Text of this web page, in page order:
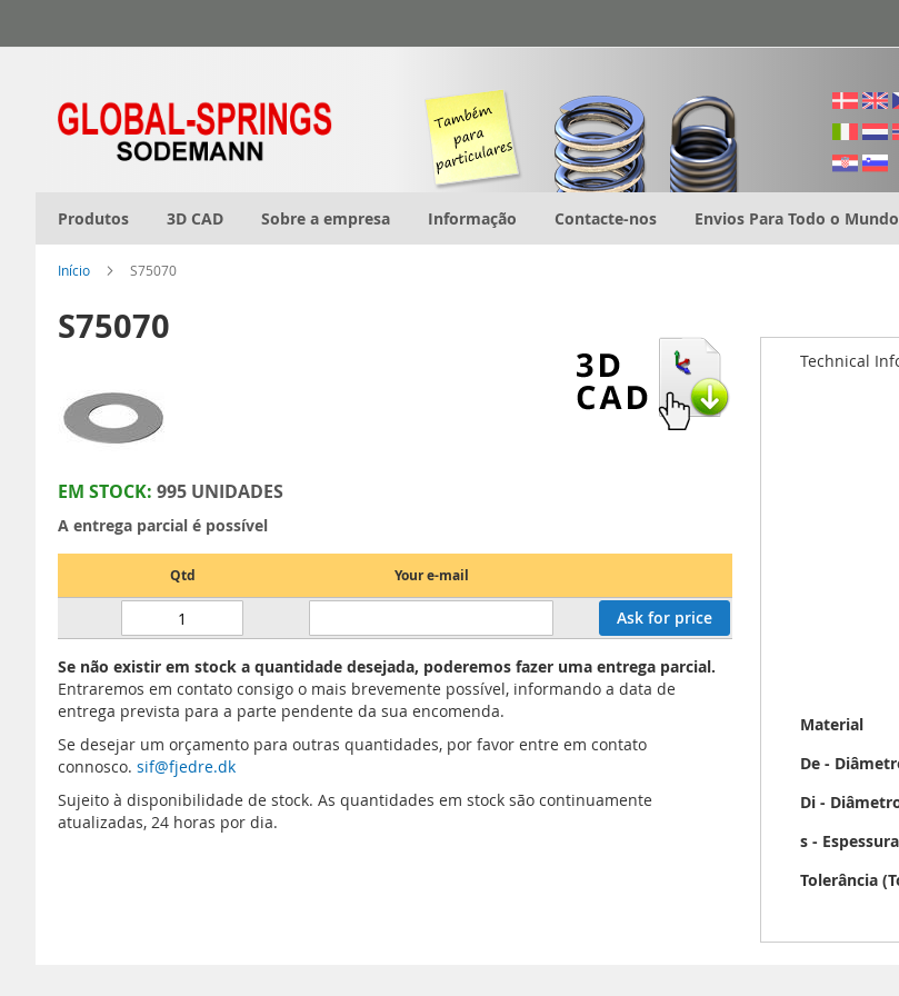
para
Produtos 3D CAD Sobre a empresa Informação Contacte-nos Envios Para Todo o Mundo
Início S75070
S75070
EM STOCK: 995 UNIDADES
A entrega parcial é possível
Qtd Your e-mail
Ask for price
Se não existir em stock a quantidade desejada, poderemos fazer uma entrega parcial.
Entraremos em contato consigo o mais brevemente possível, informando a data de
entrega prevista para a parte pendente da sua encomenda.
Se desejar um orçamento para outras quantidades, por favor entre em contato
connosco. sif@fjedre.dk
Sujeito à disponibilidade de stock. As quantidades em stock são continuamente
atualizadas, 24 horas por dia.
Technical
Mais
Material
De -
Di -
s -
Tolerância